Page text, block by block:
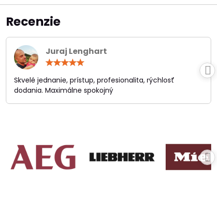
Recenzie
Juraj Lenghart
/
5
Skvelé jednanie, prístup, profesionalita, rýchlosť
dodania. Maximálne spokojný